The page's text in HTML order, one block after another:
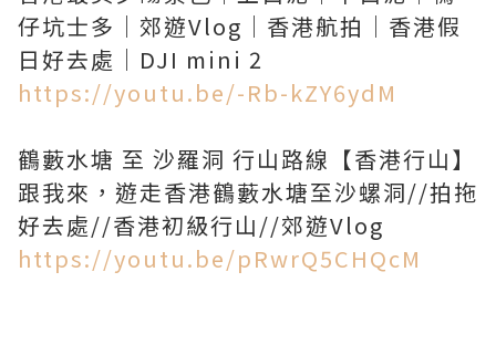
仔坑士多｜郊遊Vlog｜香港航拍｜香港假
https://youtu.be/-Rb-kZY6ydM
鶴藪水塘 至 沙羅洞 行山路線【香港行山】
跟我來，遊走香港鶴藪水塘至沙螺洞//拍拖
https://youtu.be/pRwrQ5CHQcM